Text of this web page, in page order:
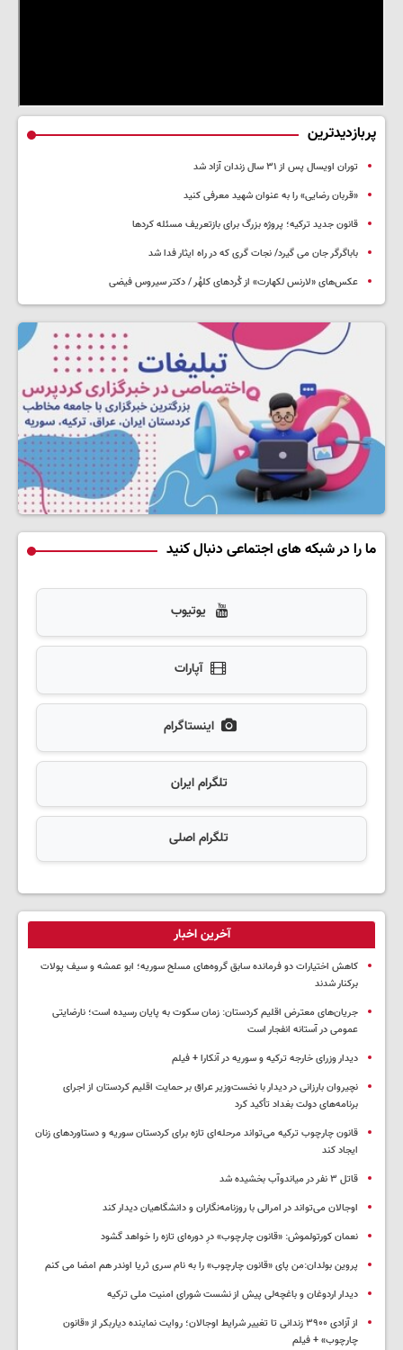
پربازدیدترین
توران اویسال پس از ۳۱ سال زندان آزاد شد
«قربان رضایی» را به عنوان شهید معرفی کنید
قانون جدید ترکیه؛ پروژه بزرگ‌ برای بازتعریف مسئله کردها
باباگرگر جان می گیرد/ نجات گری که در راه ایثار فدا شد
عکس‌های «لارنس لکهارت» از کُردهای کلهُر / دکتر سیروس فیضی
ما را در شبکه های اجتماعی دنبال کنید
یوتیوب
آپارات
اینستاگرام
تلگرام ایران
تلگرام اصلی
آخرین اخبار
کاهش اختیارات دو فرمانده سابق گروه‌های مسلح سوریه؛ ابو عمشه و سیف پولات
برکنار شدند
جریان‌های معترض اقلیم کردستان: زمان سکوت به پایان رسیده است؛ نارضایتی
عمومی در آستانه انفجار است
دیدار وزرای خارجه ترکیه و سوریه در آنکارا + فیلم
نچیروان بارزانی در دیدار با نخست‌وزیر عراق بر حمایت اقلیم کردستان از اجرای
برنامه‌های دولت بغداد تأکید کرد
قانون چارچوب ترکیه می‌تواند مرحله‌ای تازه برای کردستان سوریه و دستاوردهای زنان
ایجاد کند
قاتل ٣ نفر در میاندوآب بخشیده شد
اوجالان می‌تواند در امرالی با روزنامه‌نگاران و دانشگاهیان دیدار کند
نعمان کورتولموش: «قانون چارچوب» درِ دوره‌ای تازه را خواهد گشود
پروین بولدان:من پای «قانون چارچوب» را به نام سری ثریا اوندر هم امضا می کنم
دیدار اردوغان و باغچه‌لی پیش از نشست شورای امنیت ملی ترکیه
از آزادی ۳۹۰۰ زندانی تا تغییر شرایط اوجالان؛ روایت نماینده دیاربکر از «قانون
چارچوب» + فیلم